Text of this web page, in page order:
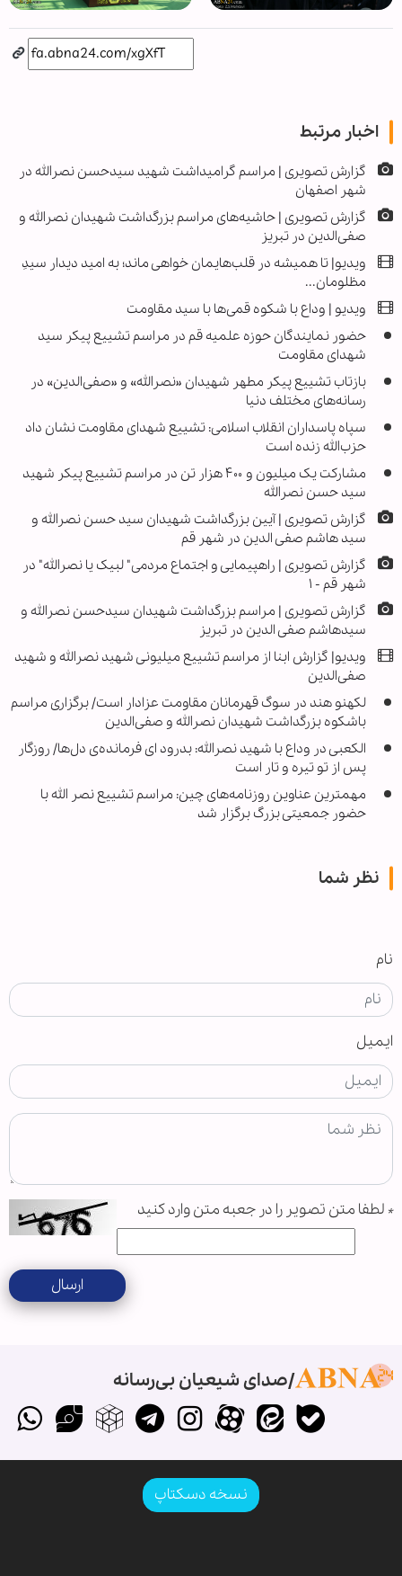
اخبار مرتبط
گزارش تصویری | مراسم گرامیداشت شهید سیدحسن نصرالله در
شهر اصفهان
گزارش تصویری | حاشیه‌های مراسم بزرگداشت شهیدان نصرالله و
صفی‌الدین در تبریز
ویدیو| تا همیشه در قلب‌هایمان خواهی ماند؛ به امید دیدار سیدِ
مظلومان...
ویدیو | وداع با شکوه قمی‌ها با سید مقاومت
حضور نمایندگان حوزه علمیه قم در مراسم تشییع پیکر سید
شهدای مقاومت
بازتاب تشییع پیکر مطهر شهیدان «نصرالله» و «صفی‌الدین» در
رسانه‌های مختلف دنیا
سپاه پاسداران انقلاب اسلامی: تشییع شهدای مقاومت نشان داد
حزب‌الله زنده است
مشارکت یک میلیون و ۴۰۰ هزار تن در مراسم تشییع پیکر شهید
سید حسن نصرالله
گزارش تصویری | آیین بزرگداشت شهیدان سید حسن نصرالله و
سید هاشم صفی الدین در شهر قم
گزارش تصویری | راهپیمایی و اجتماع مردمی" لبیک یا نصرالله" در
شهر قم - ۱
گزارش تصویری | مراسم بزرگداشت شهیدان سیدحسن نصرالله و
سیدهاشم صفی الدین در تبریز
ویدیو| گزارش ابنا از مراسم تشییع میلیونی شهید نصرالله و شهید
صفی‌الدین
لکهنو هند در سوگ قهرمانان مقاومت عزادار است/ برگزاری مراسم
باشکوه بزرگداشت شهیدان نصرالله و صفی‌الدین
الکعبی در وداع با شهید نصرالله: بدرود ای فرمانده‌ی دل‌ها/ روزگار
پس از تو تیره و تار است
مهمترین عناوین روزنامه‌های چین: مراسم تشییع نصر الله با
حضور جمعیتی بزرگ برگزار شد
نظر شما
نام
ایمیل
* لطفا متن تصویر را در جعبه متن وارد کنید
ارسال
صدای شیعیان بی‌رسانه
نسخه دسکتاپ